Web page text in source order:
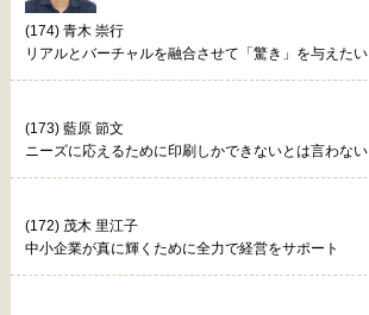
(174) 青木 崇行
リアルとバーチャルを融合させて「驚き」を与えたい
(173) 藍原 節文
ニーズに応えるために印刷しかできないとは言わない
(172) 茂木 里江子
中小企業が真に輝くために全力で経営をサポート